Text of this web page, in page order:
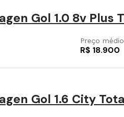
Gol 1.0 8v Plus
Preço
R$ 18.900
Gol 1.6 City